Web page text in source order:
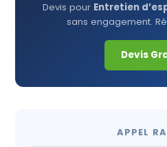
Devis pour Entretien
sans engagement.
Devis
APPEL